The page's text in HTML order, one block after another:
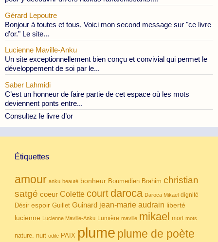
Gérard Lepoutre
Bonjour à toutes et tous, Voici mon second message sur "ce livre
d'or." Le site...
Lucienne Maville-Anku
Un site exceptionnellement bien conçu et convivial qui permet le
développement de soi par le...
Saber Lahmidi
C’est un honneur de faire partie de cet espace où les mots
deviennent ponts entre...
Consultez le livre d’or
Étiquettes
amour anku beauté bonheur Boumedien Brahim christian
satgé coeur Colette court daroca Daroca Mikael dignité
Désir espoir Guillet Guinard jean-marie audrain liberté
lucienne Lucienne Maville-Anku Lumière maville mikael mort mots
nature. nuit odile PAIX plume plume de poète